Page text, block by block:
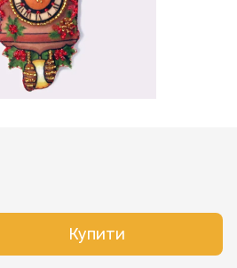
Купити